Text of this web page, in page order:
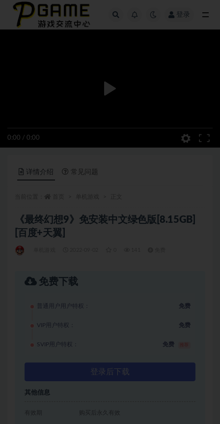
登录
0:00 / 0:00
详情介绍 常见问题
《最终幻想9》免安装中文绿色版[8.15GB]
[百度+天翼]
免费下载
普通用户用户特权： 免费
VIP用户特权： 免费
SVIP用户特权： 免费
登录后下载
其他信息
有效期 购买后永久有效
全部